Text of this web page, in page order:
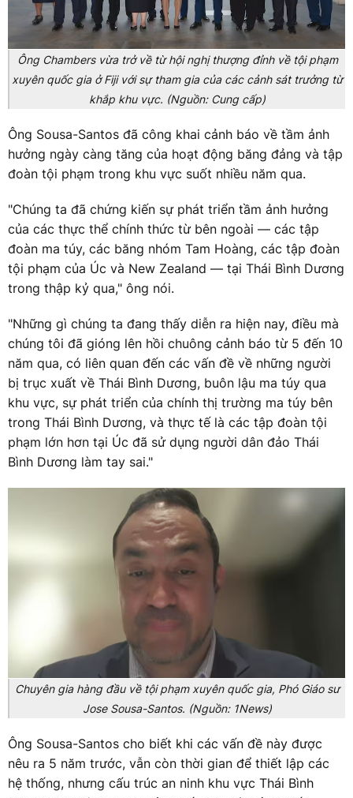
Ông Chambers vừa trở về từ hội nghị thượng đỉnh về tội phạm
xuyên quốc gia ở Fiji với sự tham gia của các cảnh sát trưởng từ
khắp khu vực. (Nguồn: Cung cấp)
Ông Sousa-Santos đã công khai cảnh báo về tầm ảnh
hưởng ngày càng tăng của hoạt động băng đảng và tập
đoàn tội phạm trong khu vực suốt nhiều năm qua.
"Chúng ta đã chứng kiến sự phát triển tầm ảnh hưởng
của các thực thể chính thức từ bên ngoài — các tập
đoàn ma túy, các băng nhóm Tam Hoàng, các tập đoàn
tội phạm của Úc và New Zealand — tại Thái Bình Dương
trong thập kỷ qua," ông nói.
"Những gì chúng ta đang thấy diễn ra hiện nay, điều mà
chúng tôi đã gióng lên hồi chuông cảnh báo từ 5 đến 10
năm qua, có liên quan đến các vấn đề về những người
bị trục xuất về Thái Bình Dương, buôn lậu ma túy qua
khu vực, sự phát triển của chính thị trường ma túy bên
trong Thái Bình Dương, và thực tế là các tập đoàn tội
phạm lớn hơn tại Úc đã sử dụng người dân đảo Thái
Bình Dương làm tay sai."
Chuyên gia hàng đầu về tội phạm xuyên quốc gia, Phó Giáo sư
Jose Sousa-Santos. (Nguồn: 1News)
Ông Sousa-Santos cho biết khi các vấn đề này được
nêu ra 5 năm trước, vẫn còn thời gian để thiết lập các
hệ thống, nhưng cấu trúc an ninh khu vực Thái Bình